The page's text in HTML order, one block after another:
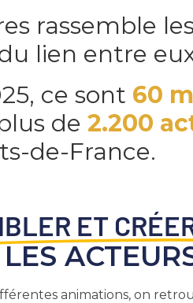
rassemble
lien entre
ce sont 60
de 2.200
de-France.
ET
animations, on